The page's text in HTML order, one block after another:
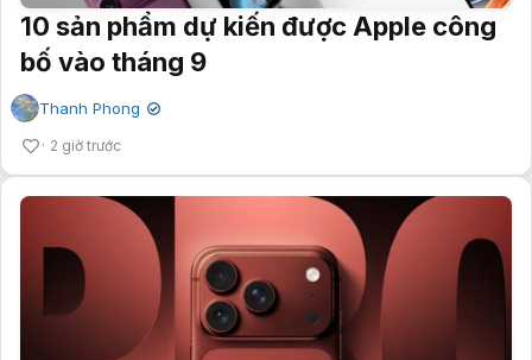
10 sản phẩm dự kiến được Apple công
bố vào tháng 9
Thanh Phong ✔
2 giờ trước